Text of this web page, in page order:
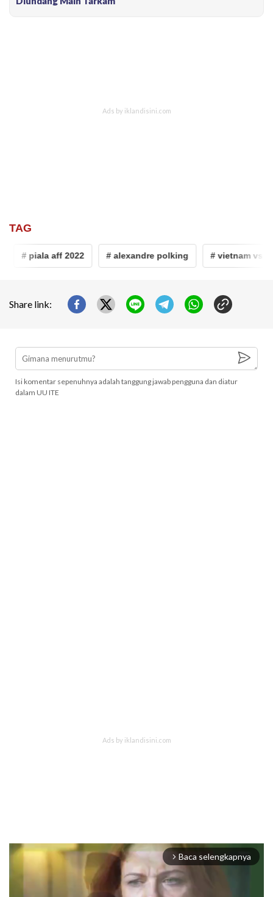
TAG
# piala aff 2022 # alexandre polking # vietnam vs
Share link:
Isi komentar sepenuhnya adalah tanggung jawab pengguna dan diatur
dalam UU ITE
arrow_forward_ios Baca selengkapnya